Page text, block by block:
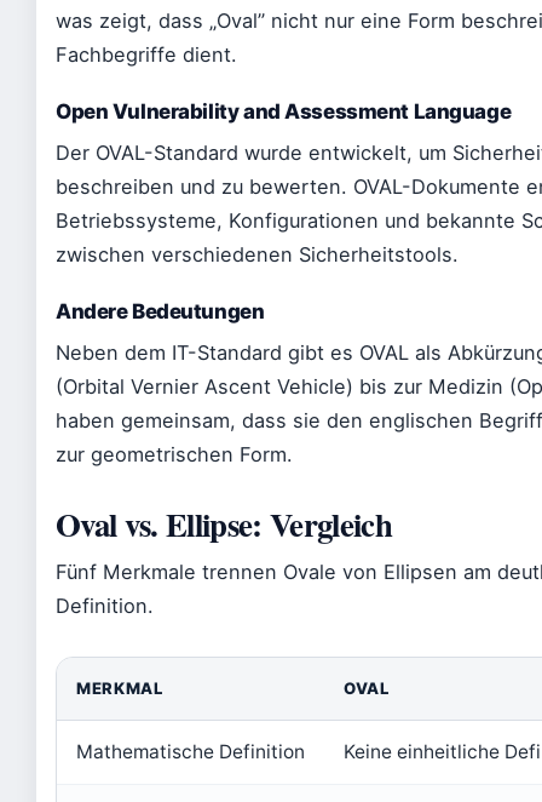
was zeigt, dass „Oval” nicht nur eine Form
Fachbegriffe dient.
Open Vulnerability and Assessment Language
Der OVAL-Standard wurde entwickelt, um
beschreiben und zu bewerten. OVAL-Dokumente
Betriebssysteme, Konfigurationen und bekannte
zwischen verschiedenen Sicherheitstools.
Andere Bedeutungen
Neben dem IT-Standard gibt es OVAL als
(Orbital Vernier Ascent Vehicle) bis zur Medizin
haben gemeinsam, dass sie den englischen
zur geometrischen Form.
Oval vs. Ellipse: Vergleich
Fünf Merkmale trennen Ovale von Ellipsen am
Definition.
MERKMAL OVAL
Mathematische Definition Keine einheitliche